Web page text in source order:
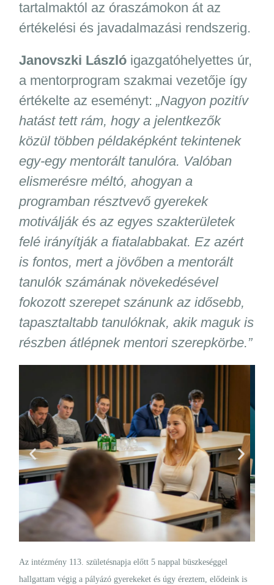
tartalmaktól az óraszámokon át az
értékelési és javadalmazási rendszerig.
Janovszki László igazgatóhelyettes úr,
a mentorprogram szakmai vezetője így
értékelte az eseményt:„Nagyon pozitív
hatást tett rám, hogy a jelentkezők
közül többen példaképként tekintenek
egy-egy mentorált tanulóra. Valóban
elismerésre méltó, ahogyan a
programban résztvevő gyerekek
motiválják és az egyes szakterületek
felé irányítják a fiatalabbakat. Ez azért
is fontos, mert a jövőben a mentorált
tanulók számának növekedésével
fokozott szerepet szánunk az idősebb,
tapasztaltabb tanulóknak, akik maguk is
részben átlépnek mentori szerepkörbe.”
Az intézmény 113. születésnapja előtt 5 nappal büszkeséggel
hallgattam végig a pályázó gyerekeket és úgy éreztem, elődeink is